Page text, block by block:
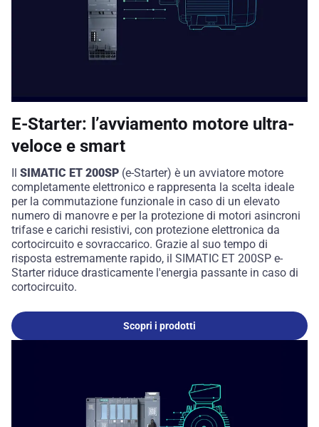
E-Starter: l’avviamento motore ultra-
veloce e smart
Il SIMATIC ET 200SP (e-Starter) è un avviatore motore
completamente elettronico e rappresenta la scelta ideale
per la commutazione funzionale in caso di un elevato
numero di manovre e per la protezione di motori asincroni
trifase e carichi resistivi, con protezione elettronica da
cortocircuito e sovraccarico. Grazie al suo tempo di
risposta estremamente rapido, il SIMATIC ET 200SP e-
Starter riduce drasticamente l'energia passante in caso di
cortocircuito.
Scopri i prodotti